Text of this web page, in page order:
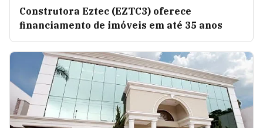
Construtora Eztec (EZTC3) oferece
financiamento de imóveis em até 35 anos